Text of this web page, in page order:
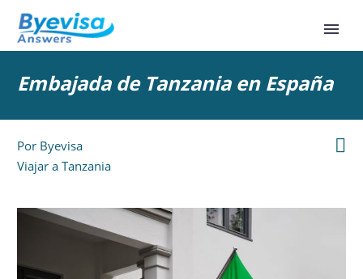
Embajada de Tanzania en España

Por Byevisa
Viajar a Tanzania